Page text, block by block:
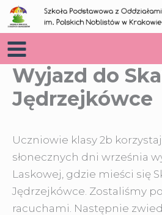
Przejdź
do
treści
Wyjazd do
Jędrzejkówce
Uczniowie klasy 2b
słonecznych dni września
Laskowej, gdzie mieści się
Jędrzejkówce. Zostaliśmy
racuchami. Następnie